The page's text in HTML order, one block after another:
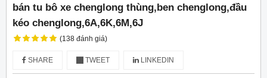
bán tu bô xe chenglong thùng,ben chenglong,đầu
kéo chenglong,6A,6K,6M,6J
(138 đánh giá)
SHARE TWEET LINKEDIN